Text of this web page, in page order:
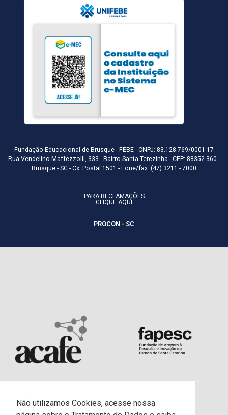
Não utilizamos Cookies, acesse nossa
Fundação Educacional de Brusque - FEBE - CNPJ: 83.128.769/0001-17
Rua Vendelino Maffezzolli, 333 - Bairro Santa Terezinha - CEP: 88352-360 -
Brusque - SC - Cx. Postal 1501 - Fone/fax: (47) 3211 - 7000
PARA RECLAMAÇÕES
CLIQUE AQUI
PROCON - SC